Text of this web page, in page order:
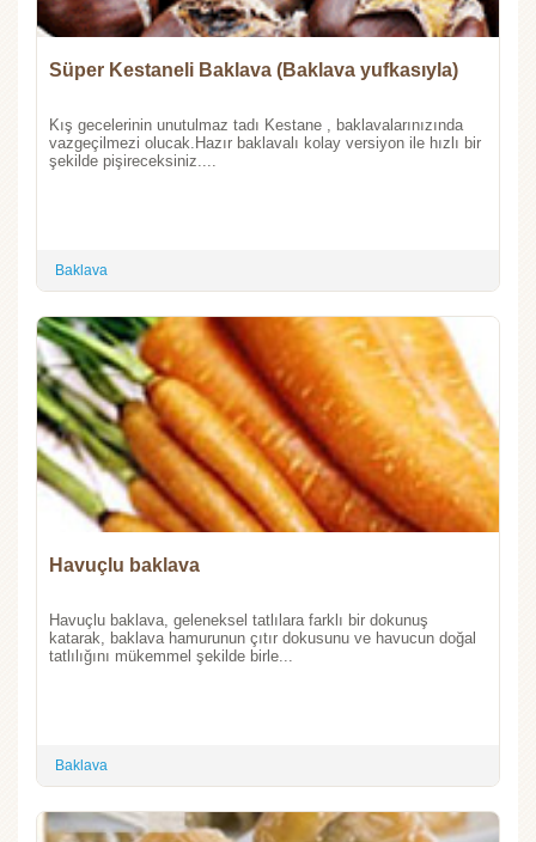
Süper Kestaneli Baklava (Baklava yufkasıyla)
Kış gecelerinin unutulmaz tadı Kestane , baklavalarınızında
vazgeçilmezi olucak.Hazır baklavalı kolay versiyon ile hızlı bir
şekilde pişireceksiniz....
Baklava
Havuçlu baklava
Havuçlu baklava, geleneksel tatlılara farklı bir dokunuş
katarak, baklava hamurunun çıtır dokusunu ve havucun doğal
tatlılığını mükemmel şekilde birle...
Baklava